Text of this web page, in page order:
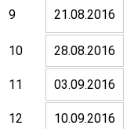
9 21.08.2016
10 28.08.2016
11 03.09.2016
12 10.09.2016